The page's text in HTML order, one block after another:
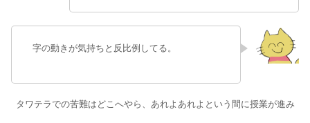
字の動きが気持ちと反比例してる。
タワテラでの苦難はどこへやら、あれよあれよという間に授業が進み